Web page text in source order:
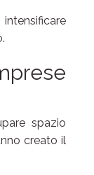
spazio
creato il